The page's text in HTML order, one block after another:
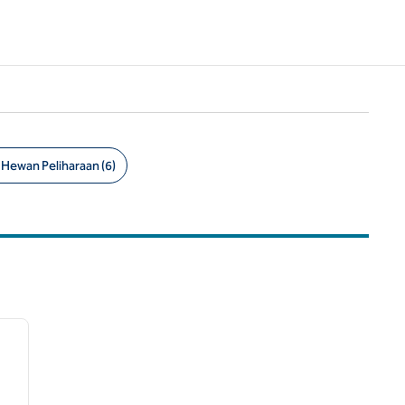
Peliharaan (6)
gambar berikutnya